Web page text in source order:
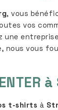
, vous
vos
une
nous vous
à
t-shirts à